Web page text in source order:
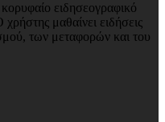
ειδησεογραφικό
μαθαίνει ειδήσεις
των μεταφορών και του